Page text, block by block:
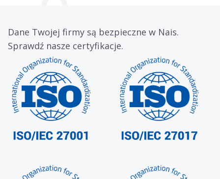
Dane Twojej firmy są bezpieczne w Nais.
Sprawdź nasze certyfikacje.